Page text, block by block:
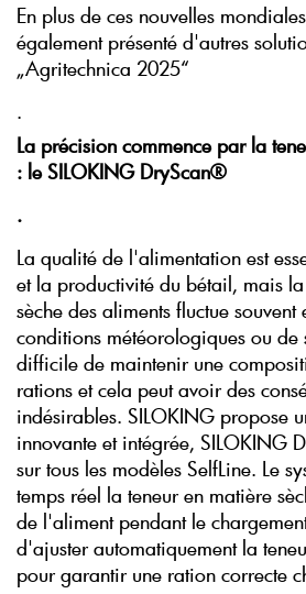
En plus de ces nouvelles
également présenté d'autres
„Agritechnica 2025“
.
La précision commence par la
: le SILOKING DryScan®
.
La qualité de l'alimentation est
et la productivité du bétail, mais
sèche des aliments fluctue souvent
conditions météorologiques ou de
difficile de maintenir une
rations et cela peut avoir des
indésirables. SILOKING propose
innovante et intégrée, SILOKING
sur tous les modèles SelfLine. Le
temps réel la teneur en matière
de l'aliment pendant le
d'ajuster automatiquement la
pour garantir une ration correcte